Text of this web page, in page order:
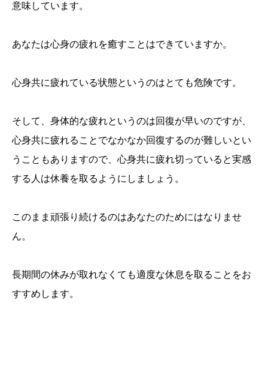
意味しています。
あなたは心身の疲れを癒すことはできていますか。
心身共に疲れている状態というのはとても危険です。
そして、身体的な疲れというのは回復が早いのですが、
心身共に疲れることでなかなか回復するのが難しいとい
うこともありますので、心身共に疲れ切っていると実感
する人は休養を取るようにしましょう。
このまま頑張り続けるのはあなたのためにはなりませ
ん。
長期間の休みが取れなくても適度な休息を取ることをお
すすめします。